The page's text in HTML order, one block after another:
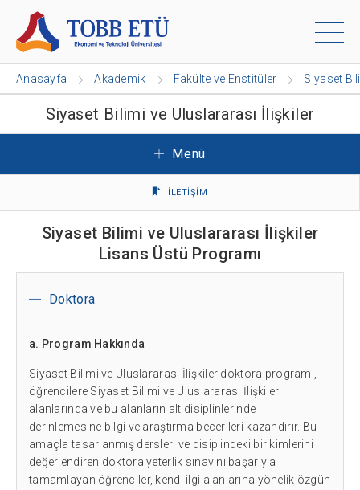
Anasayfa Akademik Fakülte ve Enstitüler Siyaset
Siyaset Bilimi ve Uluslararası İlişkiler
Menü
İLETİŞİM
Siyaset Bilimi ve Uluslararası İlişkiler
Lisans Üstü Programı
Doktora
a. Program Hakkında
Siyaset Bilimi ve Uluslararası İlişkiler doktora programı,
öğrencilere Siyaset Bilimi ve Uluslararası İlişkiler
alanlarında ve bu alanların alt disiplinlerinde
derinlemesine bilgi ve araştırma becerileri kazandırır. Bu
amaçla tasarlanmış dersleri ve disiplindeki birikimlerini
değerlendiren doktora yeterlik sınavını başarıyla
tamamlayan öğrenciler, kendi ilgi alanlarına yönelik özgün